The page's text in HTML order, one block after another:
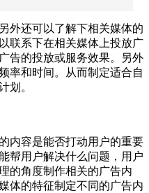
外还可以了解下相关媒体的
联系下在相关媒体上投放广
告的投放或服务效果。另外
率和时间。从而制定适合自
划。
容是能否打动用户的重要
帮用户解决什么问题，用户
的角度制作相关的广告内
体的特征制定不同的广告内